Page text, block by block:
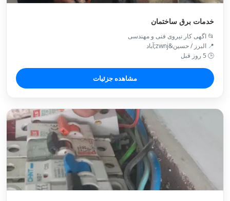
خدمات برق ساختمان
📂 اگهی کار نیروی فنی و مهندسی
📍 البرز / حسین&zwnj;آباد
🕒 5 روز قبل
مشاهده جزئیات